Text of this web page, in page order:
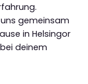
gemeinsam
in Helsingor
deinem